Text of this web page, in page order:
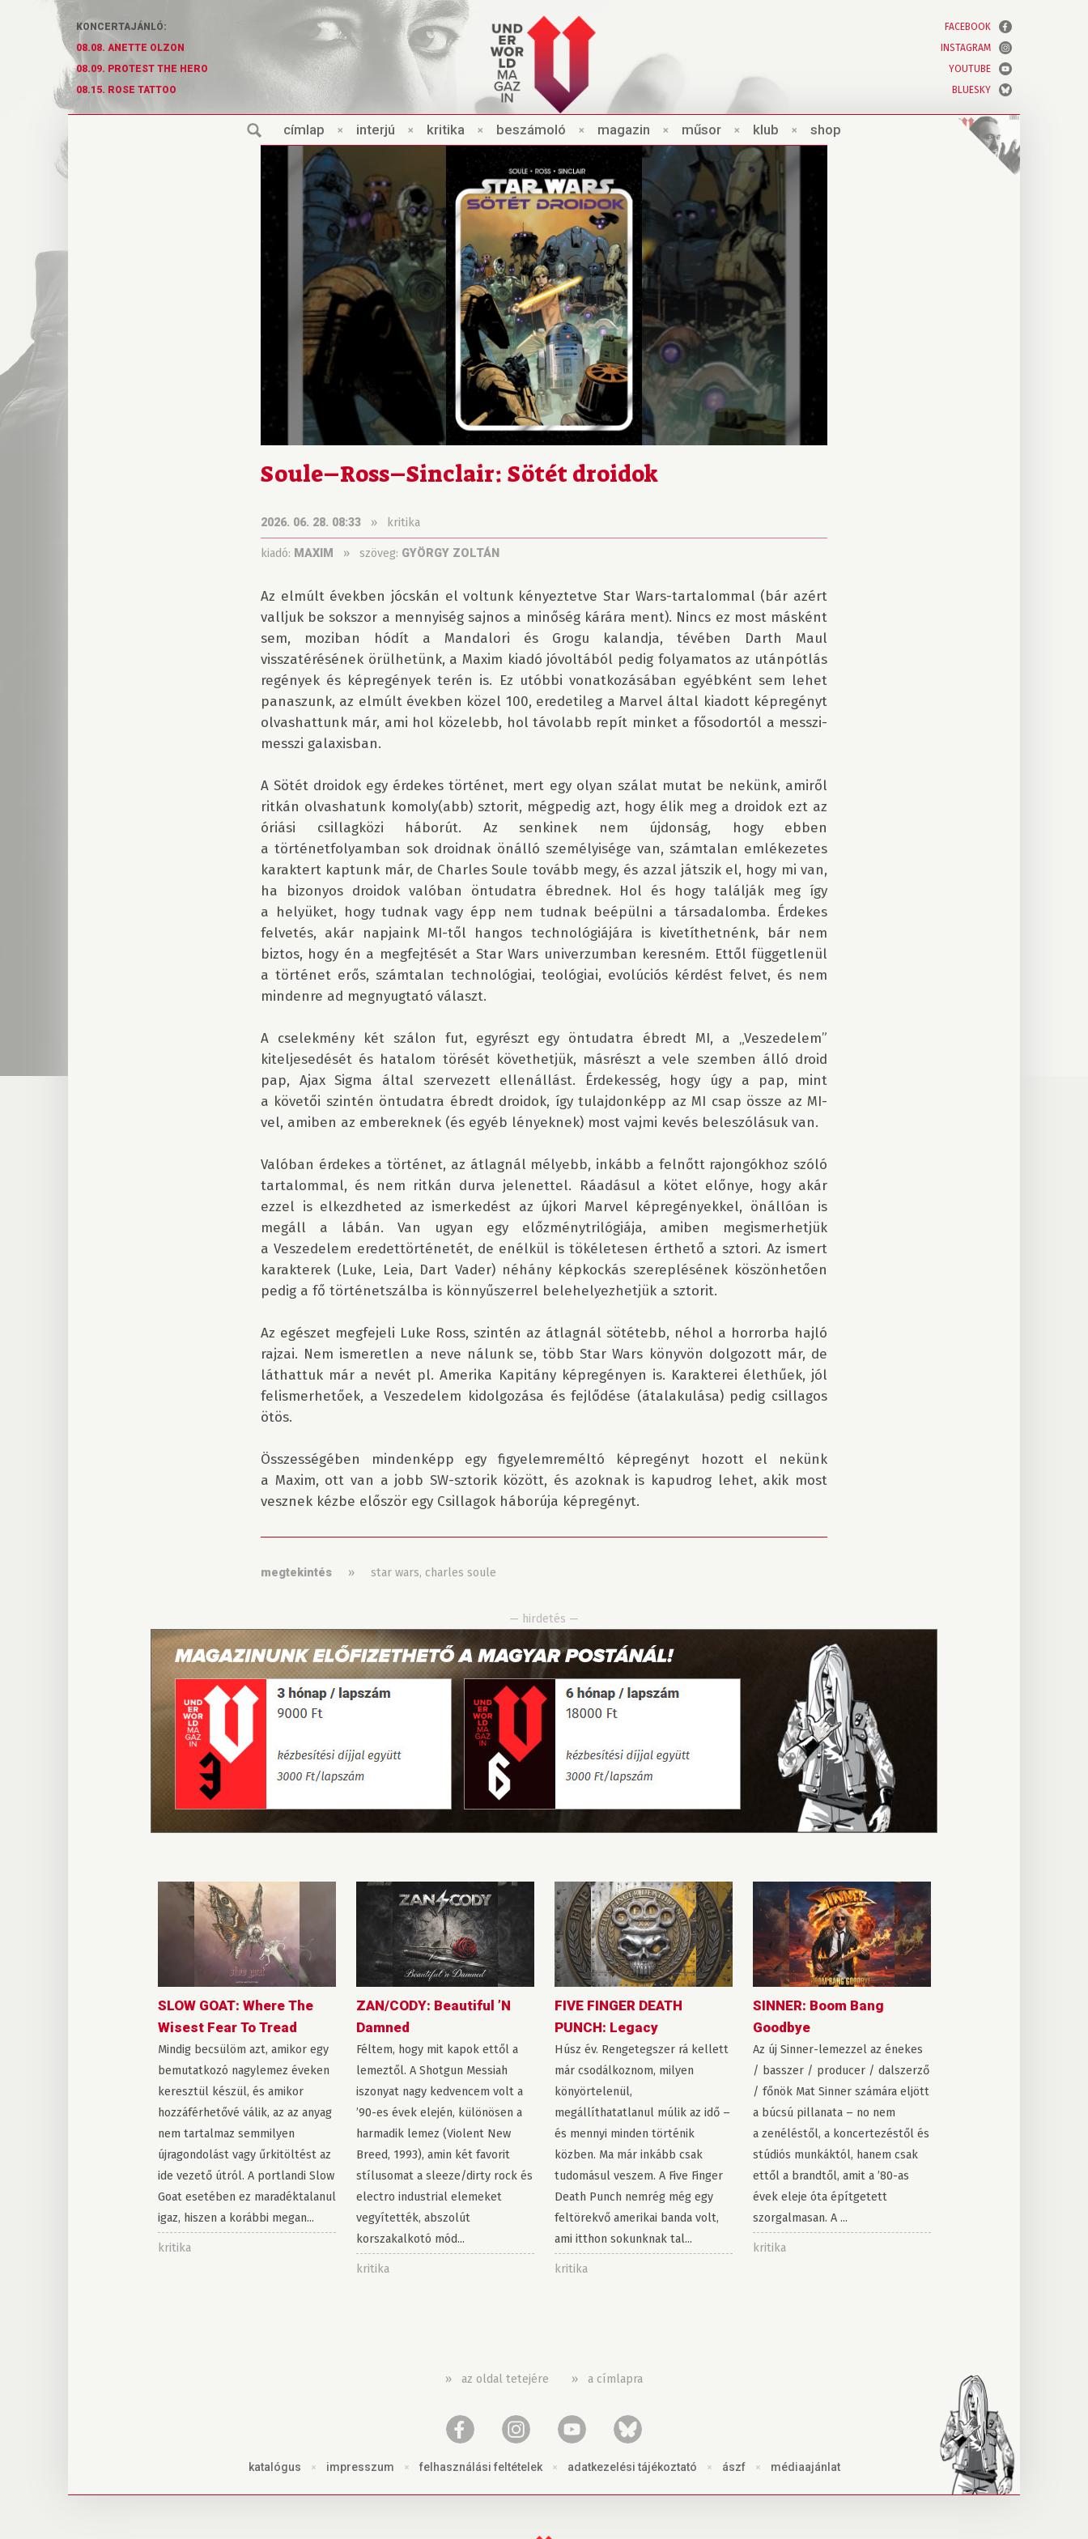
KONCERTAJÁNLÓ:
08.08. ANETTE OLZON
08.09. PROTEST THE HERO
08.15. ROSE TATTOO
FACEBOOK
INSTAGRAM
YOUTUBE
BLUESKY
címlap × interjú × kritika × beszámoló × magazin × műsor × klub × shop
Soule–Ross–Sinclair: Sötét droidok
2026. 06. 28. 08:33 » kritika
kiadó: MAXIM » szöveg: GYÖRGY ZOLTÁN
Az elmúlt években jócskán el voltunk kényeztetve Star Wars-tartalommal (bár azért
valljuk be sokszor a mennyiség sajnos a minőség kárára ment). Nincs ez most másként
sem, moziban hódít a Mandalori és Grogu kalandja, tévében Darth Maul
visszatérésének örülhetünk, a Maxim kiadó jóvoltából pedig folyamatos az utánpótlás
regények és képregények terén is. Ez utóbbi vonatkozásában egyébként sem lehet
panaszunk, az elmúlt években közel 100, eredetileg a Marvel által kiadott képregényt
olvashattunk már, ami hol közelebb, hol távolabb repít minket a fősodortól a messzi-
messzi galaxisban.
A Sötét droidok egy érdekes történet, mert egy olyan szálat mutat be nekünk, amiről
ritkán olvashatunk komoly(abb) sztorit, mégpedig azt, hogy élik meg a droidok ezt az
óriási csillagközi háborút. Az senkinek nem újdonság, hogy ebben
a történetfolyamban sok droidnak önálló személyisége van, számtalan emlékezetes
karaktert kaptunk már, de Charles Soule tovább megy, és azzal játszik el, hogy mi van,
ha bizonyos droidok valóban öntudatra ébrednek. Hol és hogy találják meg így
a helyüket, hogy tudnak vagy épp nem tudnak beépülni a társadalomba. Érdekes
felvetés, akár napjaink MI-től hangos technológiájára is kivetíthetnénk, bár nem
biztos, hogy én a megfejtését a Star Wars univerzumban keresném. Ettől függetlenül
a történet erős, számtalan technológiai, teológiai, evolúciós kérdést felvet, és nem
mindenre ad megnyugtató választ.
A cselekmény két szálon fut, egyrészt egy öntudatra ébredt MI, a „Veszedelem”
kiteljesedését és hatalom törését követhetjük, másrészt a vele szemben álló droid
pap, Ajax Sigma által szervezett ellenállást. Érdekesség, hogy úgy a pap, mint
a követői szintén öntudatra ébredt droidok, így tulajdonképp az MI csap össze az MI-
vel, amiben az embereknek (és egyéb lényeknek) most vajmi kevés beleszólásuk van.
Valóban érdekes a történet, az átlagnál mélyebb, inkább a felnőtt rajongókhoz szóló
tartalommal, és nem ritkán durva jelenettel. Ráadásul a kötet előnye, hogy akár
ezzel is elkezdheted az ismerkedést az újkori Marvel képregényekkel, önállóan is
megáll a lábán. Van ugyan egy előzménytrilógiája, amiben megismerhetjük
a Veszedelem eredettörténetét, de enélkül is tökéletesen érthető a sztori. Az ismert
karakterek (Luke, Leia, Dart Vader) néhány képkockás szereplésének köszönhetően
pedig a fő történetszálba is könnyűszerrel belehelyezhetjük a sztorit.
Az egészet megfejeli Luke Ross, szintén az átlagnál sötétebb, néhol a horrorba hajló
rajzai. Nem ismeretlen a neve nálunk se, több Star Wars könyvön dolgozott már, de
láthattuk már a nevét pl. Amerika Kapitány képregényen is. Karakterei élethűek, jól
felismerhetőek, a Veszedelem kidolgozása és fejlődése (átalakulása) pedig csillagos
ötös.
Összességében mindenképp egy figyelemreméltó képregényt hozott el nekünk
a Maxim, ott van a jobb SW-sztorik között, és azoknak is kapudrog lehet, akik most
vesznek kézbe először egy Csillagok háborúja képregényt.
megtekintés » star wars, charles soule
— hirdetés —
SLOW GOAT: Where The
Wisest Fear To Tread
Mindig becsülöm azt, amikor egy
bemutatkozó nagylemez éveken
keresztül készül, és amikor
hozzáférhetővé válik, az az anyag
nem tartalmaz semmilyen
újragondolást vagy űrkitöltést az
ide vezető útról. A portlandi Slow
Goat esetében ez maradéktalanul
igaz, hiszen a korábbi megan...
kritika
ZAN/CODY: Beautiful ’N
Damned
Féltem, hogy mit kapok ettől a
lemeztől. A Shotgun Messiah
iszonyat nagy kedvencem volt a
’90-es évek elején, különösen a
harmadik lemez (Violent New
Breed, 1993), amin két favorit
stílusomat a sleeze/dirty rock és
electro industrial elemeket
vegyítették, abszolút
korszakalkotó mód...
kritika
FIVE FINGER DEATH
PUNCH: Legacy
Húsz év. Rengetegszer rá kellett
már csodálkoznom, milyen
könyörtelenül,
megállíthatatlanul múlik az idő –
és mennyi minden történik
közben. Ma már inkább csak
tudomásul veszem. A Five Finger
Death Punch nemrég még egy
feltörekvő amerikai banda volt,
ami itthon sokunknak tal...
kritika
SINNER: Boom Bang
Goodbye
Az új Sinner-lemezzel az énekes
/ basszer / producer / dalszerző
/ főnök Mat Sinner számára eljött
a búcsú pillanata – no nem
a zenéléstől, a koncertezéstől és
stúdiós munkáktól, hanem csak
ettől a brandtől, amit a ’80-as
évek eleje óta építgetett
szorgalmasan. A ...
kritika
» az oldal tetejére » a címlapra
katalógus × impresszum × felhasználási feltételek × adatkezelési tájékoztató × ászf × médiaajánlat